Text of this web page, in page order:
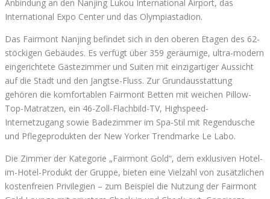
Anbindung an den Nanjing Lukou International Airport, das
International Expo Center und das Olympiastadion.
Das Fairmont Nanjing befindet sich in den oberen Etagen des 62-
stöckigen Gebäudes. Es verfügt über 359 geräumige, ultra-modern
eingerichtete Gästezimmer und Suiten mit einzigartiger Aussicht
auf die Stadt und den Jangtse-Fluss. Zur Grundausstattung
gehören die komfortablen Fairmont Betten mit weichen Pillow-
Top-Matratzen, ein 46-Zoll-Flachbild-TV, Highspeed-
Internetzugang sowie Badezimmer im Spa-Stil mit Regendusche
und Pflegeprodukten der New Yorker Trendmarke Le Labo.
Die Zimmer der Kategorie „Fairmont Gold“, dem exklusiven Hotel-
im-Hotel-Produkt der Gruppe, bieten eine Vielzahl von zusätzlichen
kostenfreien Privilegien – zum Beispiel die Nutzung der Fairmont